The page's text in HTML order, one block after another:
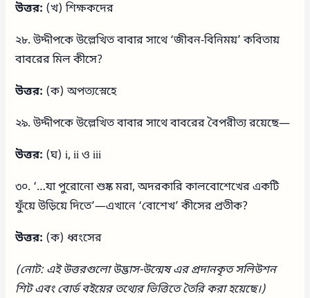
উত্তর: (খ) শিক্ষকদের
২৮. উদ্দীপকে উল্লেখিত বাবার সাথে ‘জীবন-বিনিময়’ কবিতায়
বাবরের মিল কীসে?
উত্তর: (ক) অপত্যস্নেহে
২৯. উদ্দীপকে উল্লেখিত বাবার সাথে বাবরের বৈপরীত্য রয়েছে—
উত্তর: (ঘ) i, ii ও iii
৩০. ‘…যা পুরোনো শুষ্ক মরা, অদরকারি কালবোশেখের একটি
ফুঁয়ে উড়িয়ে দিতে’—এখানে ‘বোশেখ’ কীসের প্রতীক?
উত্তর: (ক) ধ্বংসের
(নোট: এই উত্তরগুলো উদ্ভাস-উন্মেষ এর প্রদানকৃত সলিউশন
শিট এবং বোর্ড বইয়ের তথ্যের ভিত্তিতে তৈরি করা হয়েছে।)